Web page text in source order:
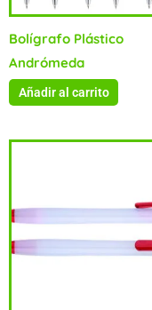
Bolígrafo Plástico
Andrómeda
Añadir al carrito